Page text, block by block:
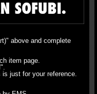
above and complete
item page.
is just for your reference.